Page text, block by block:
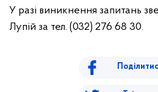
У разі виникнення запитань
Лупій за тел. (032) 276 68 30.